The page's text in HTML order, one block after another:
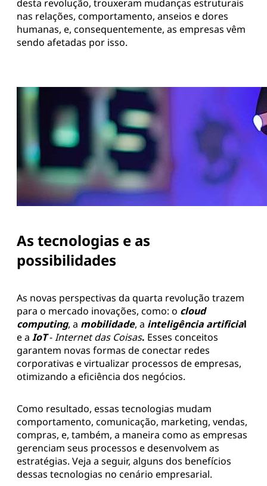
desta revolução, trouxeram mudanças estruturais
nas relações, comportamento, anseios e dores
humanas, e, consequentemente, as empresas vêm
sendo afetadas por isso.
As tecnologias e as
possibilidades
As novas perspectivas da quarta revolução trazem
para o mercado inovações, como: o cloud
computing, a mobilidade, a inteligência artificial
e a IoT-Internet das Coisas. Esses conceitos
garantem novas formas de conectar redes
corporativas e virtualizar processos de empresas,
otimizando a eficiência dos negócios.
Como resultado, essas tecnologias mudam
comportamento, comunicação, marketing, vendas,
compras, e, também, a maneira como as empresas
gerenciam seus processos e desenvolvem as
estratégias. Veja a seguir, alguns dos benefícios
dessas tecnologias no cenário empresarial.